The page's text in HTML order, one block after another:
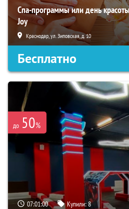
Спа-программы или день
Joy
Краснодар, ул. Зиповская, д. 10
Бесплатно
до 50%
07:00:59 Купили:8